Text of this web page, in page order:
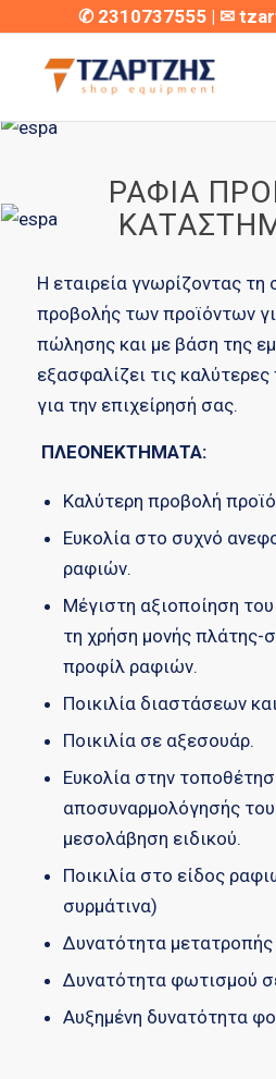
✆ 2310737555 | ✉
ΡΆΦΙΑ
Η εταιρεία γνωρίζοντας
προβολής των προϊόντων
πώλησης και με βάση της
εξασφαλίζει τις
για την επιχείρησή σας.
ΠΛΕΟΝΕΚΤΗΜΑΤΑ:
Καλύτερη προβολή
Ευκολία στο συχνό
ραφιών.
Μέγιστη αξιοποίηση
τη χρήση μονής πλάτης-
προφίλ ραφιών.
Ποικιλία διαστάσεων
Ποικιλία σε αξεσουάρ.
Ευκολία στην
αποσυναρμολόγησής
μεσολάβηση ειδικού.
Ποικιλία στο είδος
συρμάτινα)
Δυνατότητα
Δυνατότητα φωτισμού
Αυξημένη δυνατότητα